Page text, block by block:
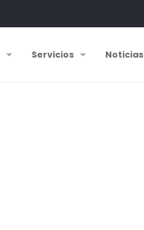
Servicios Noticias